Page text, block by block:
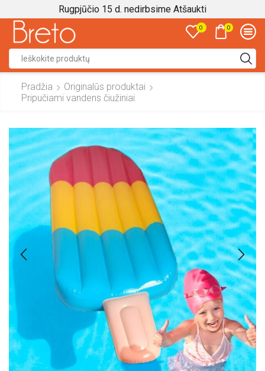
Rugpjūčio 15 d. nedirbsime Atšaukti
0 0
input
Pradžia
Originalūs produktai
Pripučiami vandens čiužiniai